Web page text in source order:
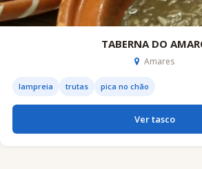
TABERNA DO
Amares
lampreia trutas pica no chão
Ver tasco